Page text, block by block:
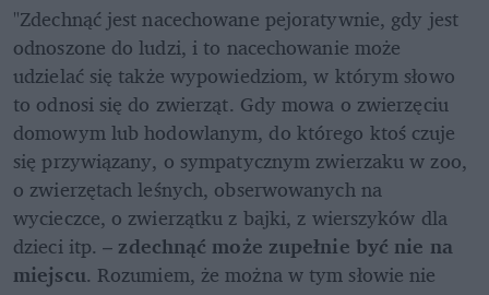
"Zdechnąć jest nacechowane pejoratywnie, gdy jest
odnoszone do ludzi, i to nacechowanie może
udzielać się także wypowiedziom, w którym słowo
to odnosi się do zwierząt. Gdy mowa o zwierzęciu
domowym lub hodowlanym, do którego ktoś czuje
się przywiązany, o sympatycznym zwierzaku w zoo,
o zwierzętach leśnych, obserwowanych na
wycieczce, o zwierzątku z bajki, z wierszyków dla
dzieci itp. – zdechnąć może zupełnie być nie na
miejscu. Rozumiem, że można w tym słowie nie